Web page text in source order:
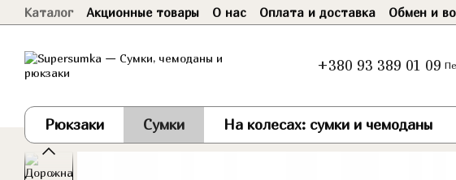
Перейти к основному контенту
Каталог Акционные товары О нас Оплата и доставка Обмен и
+380 93 389 01 09
Рюкзаки Сумки На колесах: сумки и чемоданы